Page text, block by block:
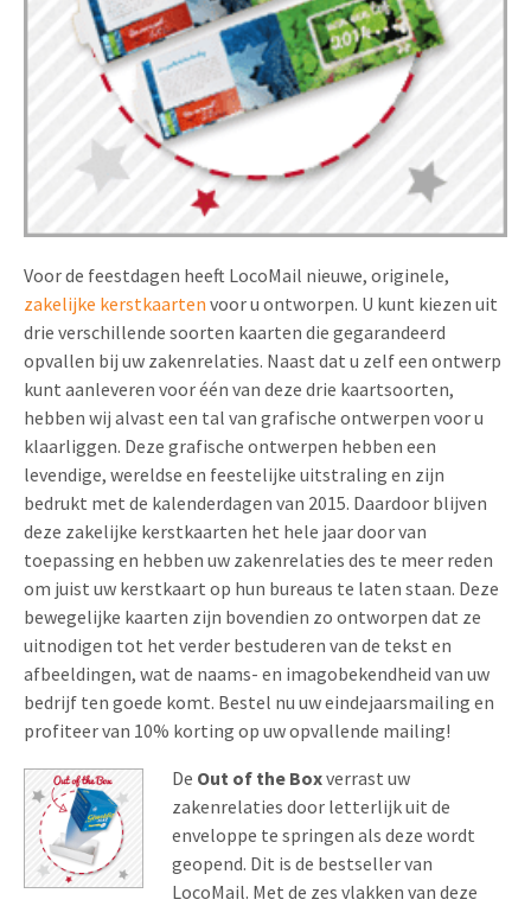
Voor de feestdagen heeft LocoMail nieuwe, originele,
zakelijke kerstkaarten voor u ontworpen. U kunt kiezen uit
drie verschillende soorten kaarten die gegarandeerd
opvallen bij uw zakenrelaties. Naast dat u zelf een ontwerp
kunt aanleveren voor één van deze drie kaartsoorten,
hebben wij alvast een tal van grafische ontwerpen voor u
klaarliggen. Deze grafische ontwerpen hebben een
levendige, wereldse en feestelijke uitstraling en zijn
bedrukt met de kalenderdagen van 2015. Daardoor blijven
deze zakelijke kerstkaarten het hele jaar door van
toepassing en hebben uw zakenrelaties des te meer reden
om juist uw kerstkaart op hun bureaus te laten staan. Deze
bewegelijke kaarten zijn bovendien zo ontworpen dat ze
uitnodigen tot het verder bestuderen van de tekst en
afbeeldingen, wat de naams- en imagobekendheid van uw
bedrijf ten goede komt. Bestel nu uw eindejaarsmailing en
profiteer van 10% korting op uw opvallende mailing!
De Out of the Boxverrast uw
zakenrelaties door letterlijk uit de
enveloppe te springen als deze wordt
geopend. Dit is de bestseller van
LocoMail. Met de zes vlakken van deze
Pop-up Kaarten
Geluidskaarten
Lenticular Cards
Twin Sliders
Budget kaarten
Andere opvallende mailings
Alle producten
Media Marketing
Automotive Marketing
Non-profit Marketing
Marketing in de Zorg
Marketing voor Scholen
Horeca Marketing
Uitnodigingen
Product Introductie
App-lancering
Kalender maken
Klantenbinding
Contactgegevens
Brochure downloaden